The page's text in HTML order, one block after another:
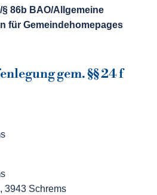
86b BAO/Allgemeine
für Gemeindehomepages
gem. §§ 24 f
3943 Schrems